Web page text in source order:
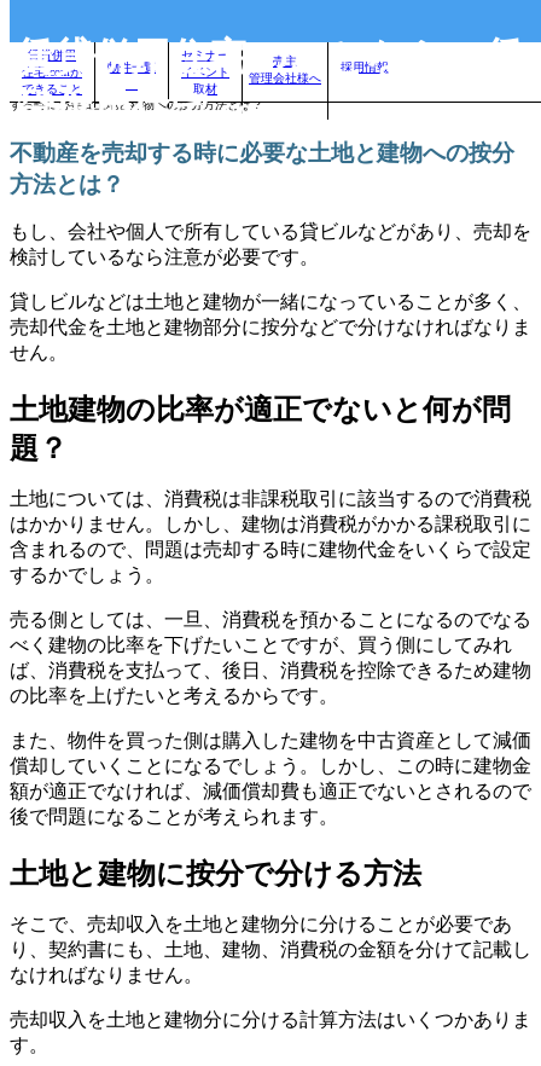
賃貸併用住宅のことなら、賃
貸併用住宅.com
自分に合った賃貸併用住宅を見つけよう！｜>賃貸併用住宅のお役立ちコラム
する時に必要な土地と建物への按分方法とは？
不動産を売却する時に必要な土地と建物への按分
方法とは？
もし、会社や個人で所有している貸ビルなどがあり、売却を
検討しているなら注意が必要です。
貸しビルなどは土地と建物が一緒になっていることが多く、
売却代金を土地と建物部分に按分などで分けなければなりま
せん。
土地建物の比率が適正でないと何が問
題？
土地については、消費税は非課税取引に該当するので消費税
はかかりません。しかし、建物は消費税がかかる課税取引に
含まれるので、問題は売却する時に建物代金をいくらで設定
するかでしょう。
売る側としては、一旦、消費税を預かることになるのでなる
べく建物の比率を下げたいことですが、買う側にしてみれ
ば、消費税を支払って、後日、消費税を控除できるため建物
の比率を上げたいと考えるからです。
また、物件を買った側は購入した建物を中古資産として減価
償却していくことになるでしょう。しかし、この時に建物金
額が適正でなければ、減価償却費も適正でないとされるので
後で問題になることが考えられます。
土地と建物に按分で分ける方法
そこで、売却収入を土地と建物分に分けることが必要であ
り、契約書にも、土地、建物、消費税の金額を分けて記載し
なければなりません。
売却収入を土地と建物分に分ける計算方法はいくつかありま
す。
賃貸併用
住宅.comが
できること
物件一覧
セミナー
イベント
取材
売主
管理会社様へ
採用情報